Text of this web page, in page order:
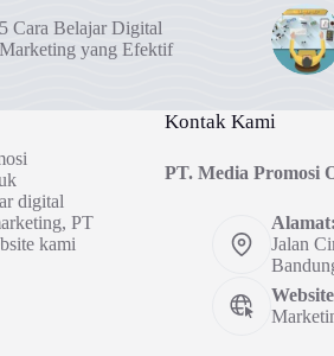
5 Cara Belajar Digital
Marketing yang Efektif
digital
PT
kami
Kontak Kami
PT. Media Promosi
Alamat:
Jalan